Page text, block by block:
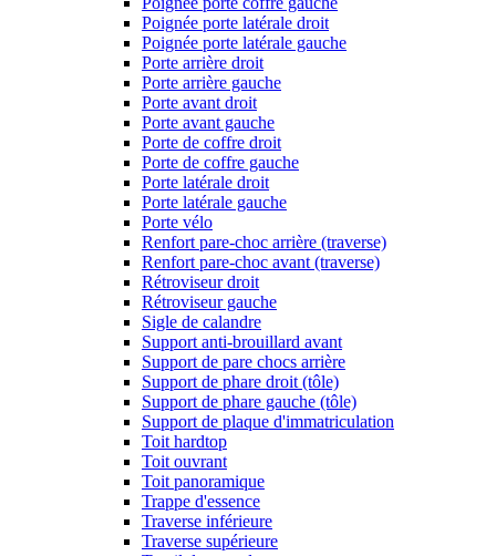
Poignée porte latérale droit
Poignée porte latérale gauche
Porte arrière droit
Porte arrière gauche
Porte avant droit
Porte avant gauche
Porte de coffre droit
Porte de coffre gauche
Porte latérale droit
Porte latérale gauche
Porte vélo
Renfort pare-choc arrière (traverse)
Renfort pare-choc avant (traverse)
Rétroviseur droit
Rétroviseur gauche
Sigle de calandre
Support anti-brouillard avant
Support de pare chocs arrière
Support de phare droit (tôle)
Support de phare gauche (tôle)
Support de plaque d'immatriculation
Toit hardtop
Toit ouvrant
Toit panoramique
Trappe d'essence
Traverse inférieure
Traverse supérieure